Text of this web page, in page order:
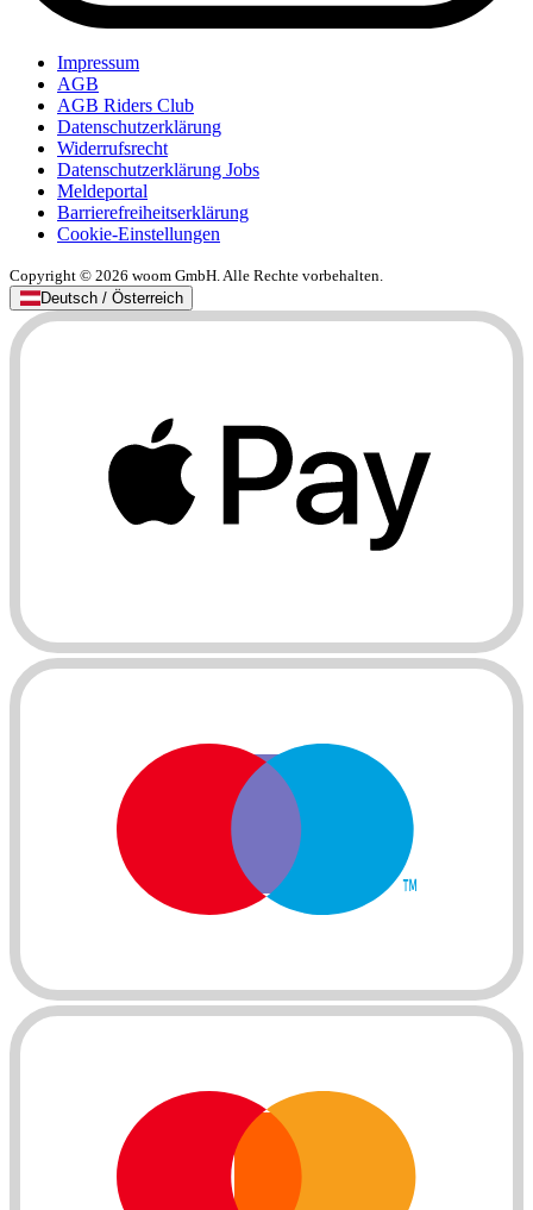
Impressum
AGB
AGB Riders Club
Datenschutzerklärung
Widerrufsrecht
Datenschutzerklärung Jobs
Meldeportal
Barrierefreiheitserklärung
Cookie-Einstellungen
Copyright © 2026 woom GmbH. Alle Rechte vorbehalten.
Deutsch / Österreich